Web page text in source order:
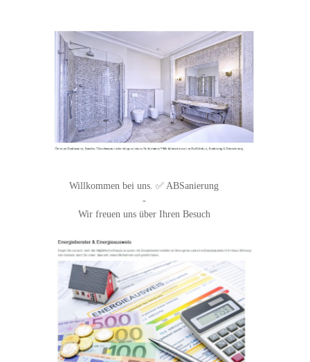
Willkommen bei uns. ✅ ABSanierung
-
Wir freuen uns über Ihren Besuch